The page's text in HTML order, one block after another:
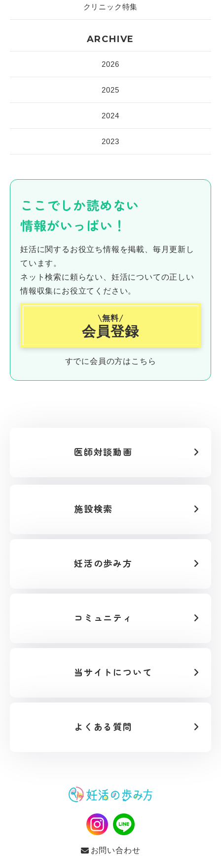
クリニック特集
ARCHIVE
2026
2025
2024
2023
ここでしか読めない
情報がいっぱい！
妊活に関するお役立ち情報を掲載、毎月更新し
ています。
ネット検索に頼らない、妊活についての正しい
情報収集にお役立てください。
無料
会員登録
すでに会員の方はこちら
医師対談動画
施設検索
妊活の歩み方
コミュニティ
当サイトについて
よくある質問
お問い合わせ